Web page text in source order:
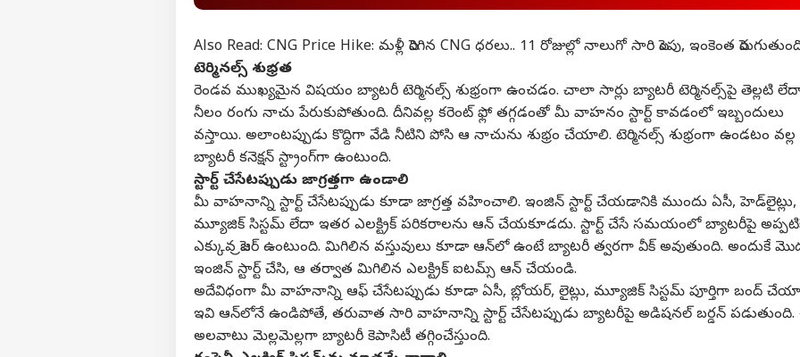
Also Read: CNG Price Hike: మళ్లీ పెరిగిన CNG ధరలు.. 11 రోజుల్లో నాలుగో సారి పెంపు, ఇంకెంత
టెర్మినల్స్ శుభ్రత
రెండవ ముఖ్యమైన విషయం బ్యాటరీ టెర్మినల్స్ శుభ్రంగా ఉంచడం. చాలా సార్లు బ్యాటరీ టెర్మినల్స్‌పై తెల్లటి
నీలం రంగు నాచు పేరుకుపోతుంది. దీనివల్ల కరెంట్ ఫ్లో తగ్గడంతో మీ వాహనం స్టార్ట్ కావడంలో ఇబ్బందులు
వస్తాయి. అలాంటప్పుడు కొద్దిగా వేడి నీటిని పోసి ఆ నాచును శుభ్రం చేయాలి. టెర్మినల్స్ శుభ్రంగా ఉండటం వల్ల
బ్యాటరీ కనెక్షన్ స్ట్రాంగ్‌గా ఉంటుంది.
స్టార్ట్ చేసేటప్పుడు జాగ్రత్తగా ఉండాలి
మీ వాహనాన్ని స్టార్ట్ చేసేటప్పుడు కూడా జాగ్రత్త వహించాలి. ఇంజిన్ స్టార్ట్ చేయడానికి ముందు ఏసీ, హెడ్‌లైట్లు,
మ్యూజిక్ సిస్టమ్ లేదా ఇతర ఎలక్ట్రిక్ పరికరాలను ఆన్ చేయకూడదు. స్టార్ట్ చేసే సమయంలో బ్యాటరీపై
ఎక్కువ ప్రెజర్ ఉంటుంది. మిగిలిన వస్తువులు కూడా ఆన్‌లో ఉంటే బ్యాటరీ త్వరగా వీక్ అవుతుంది. అందుకే
ఇంజిన్ స్టార్ట్ చేసి, ఆ తర్వాత మిగిలిన ఎలక్ట్రిక్ ఐటమ్స్ ఆన్ చేయండి.
అదేవిధంగా మీ వాహనాన్ని ఆఫ్ చేసేటప్పుడు కూడా ఏసీ, బ్లోయర్, లైట్లు, మ్యూజిక్ సిస్టమ్ పూర్తిగా బంద్
ఇవి ఆన్‌లోనే ఉండిపోతే, తరువాత సారి వాహనాన్ని స్టార్ట్ చేసేటప్పుడు బ్యాటరీపై అడిషనల్ బర్డన్
అలవాటు మెల్లమెల్లగా బ్యాటరీ కెపాసిటీ తగ్గించేస్తుంది.